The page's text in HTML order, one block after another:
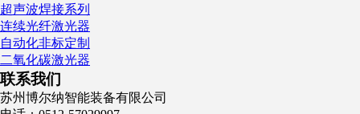
超声波焊接系列
连续光纤激光器
自动化非标定制
二氧化碳激光器
联系我们
苏州博尔纳智能装备有限公司